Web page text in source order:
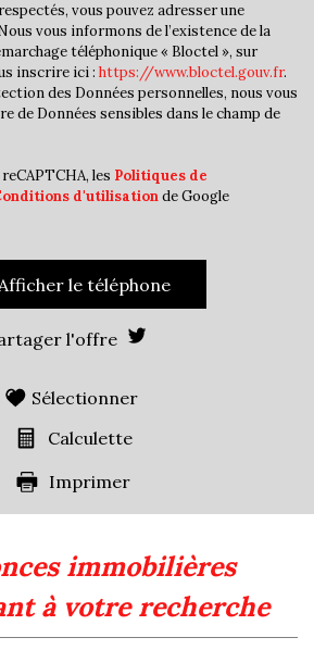
16,72 %
19,03 %
de 25 ans
33,11 %
ans
41,68 %
par famille
2 enfants
vous pouvez adresser une
vous informons de l’existence de la
téléphonique « Bloctel », sur
inscrire ici : https://www.bloctel.gouv.fr.
des Données personnelles, nous vous
de Données sensibles dans le champ de
les Politiques de
d'utilisationde Google
Afficher le téléphone
l'offre
Sélectionner
Calculette
Imprimer
à votre recherche